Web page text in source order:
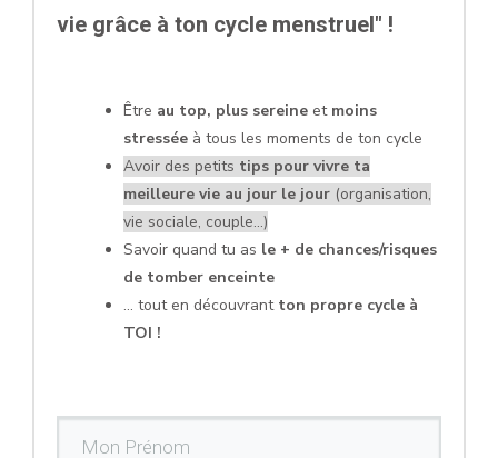
vie grâce à ton cycle menstruel" !
Être au top, plus sereine et moins
stressée à tous les moments de ton cycle
Avoir des petits tips pour vivre ta
meilleure vie au jour le jour (organisation,
vie sociale, couple...)
Savoir quand tu as le + de chances/risques
de tomber enceinte
... tout en découvrant ton propre cycle à
TOI !